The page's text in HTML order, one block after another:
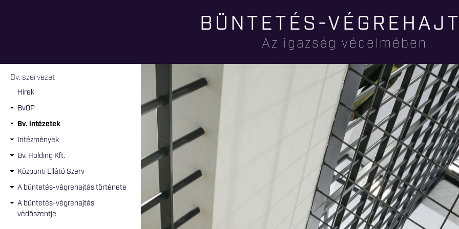
tartalomra
BÜNTETÉS-
Az igazság védelmében
Jelenlegi hely
Bv. szervezet
Hírek
BvOP
Bv. intézetek
Intézmények
Bv. Holding Kft.
Központi Ellátó Szerv
A büntetés-végrehajtás története
A büntetés-végrehajtás
védőszentje